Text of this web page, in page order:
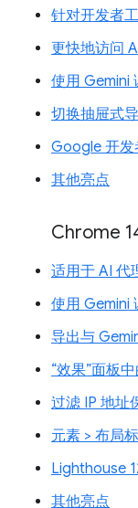
针对开发者
更快地访问
使用 Gemini
切换抽屉式
Google 开发
其他亮点
Chrome
适用于 AI 代
使用 Gemini
导出与
“效果”面板
过滤 IP 地址
元素 > 布局
Lighthouse
其他亮点